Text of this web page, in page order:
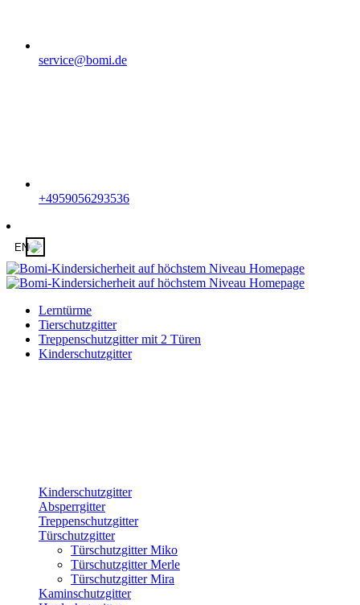
service@bomi.de
+4959056293536
EN
Lerntürme
Tierschutzgitter
Treppenschutzgitter mit 2 Türen
Kinderschutzgitter
Kinderschutzgitter
Absperrgitter
Treppenschutzgitter
Türschutzgitter
Türschutzgitter Miko
Türschutzgitter Merle
Türschutzgitter Mira
Kaminschutzgitter